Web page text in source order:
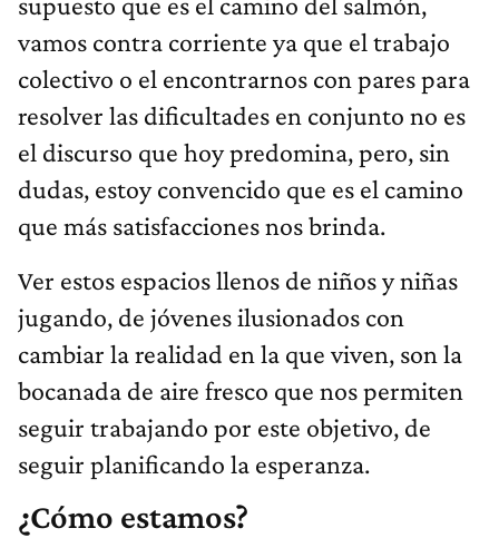
vamos contra corriente ya que el trabajo
colectivo o el encontrarnos con pares para
resolver las dificultades en conjunto no es
el discurso que hoy predomina, pero, sin
dudas, estoy convencido que es el camino
que más satisfacciones nos brinda.
Ver estos espacios llenos de niños y niñas
jugando, de jóvenes ilusionados con
cambiar la realidad en la que viven, son la
bocanada de aire fresco que nos permiten
seguir trabajando por este objetivo, de
seguir planificando la esperanza.
¿Cómo estamos?